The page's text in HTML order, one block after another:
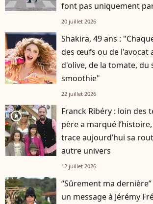
font pas uniquement
20 juillet 2026
Shakira, 49 ans :
des œufs ou de l'avocat
d'olive, de la tomate, du
smoothie"
22 juillet 2026
player2
Franck Ribéry : loin des
père a marqué
trace aujourd’hui sa
autre univers
12 juillet 2026
“Sûrement ma dernière”
un message à Jérémy